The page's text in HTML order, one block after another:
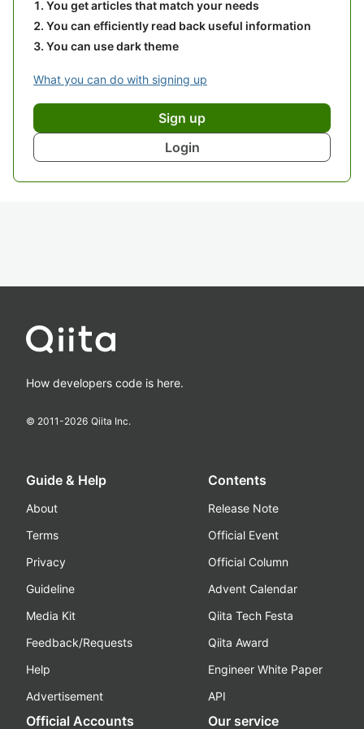
You get articles that match your needs
You can efficiently read back useful information
You can use dark theme
What you can do with signing up
Sign up
Login
How developers code is here.
© 2011-2026 Qiita Inc.
Guide & Help
About
Terms
Privacy
Guideline
Media Kit
Feedback/Requests
Help
Advertisement
Contents
Release Note
Official Event
Official Column
Advent Calendar
Qiita Tech Festa
Qiita Award
Engineer White Paper
API
Official Accounts Our service